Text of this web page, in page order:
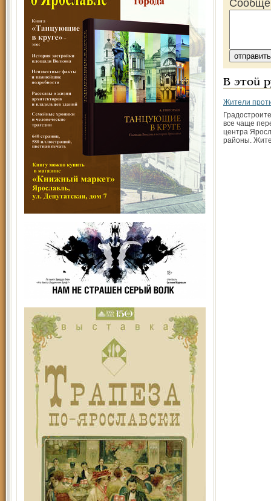
В этой
Жители
все чаще
центра
районы.